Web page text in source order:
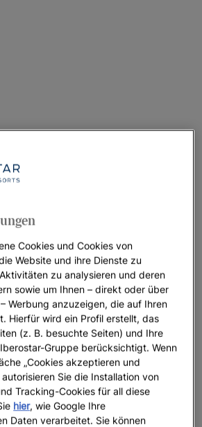
durch das Hotel
Cookies und Cookies von
Website und ihre Dienste zu
zu analysieren und deren
sowie um Ihnen – direkt oder über
Werbung anzuzeigen, die auf Ihren
Hierfür wird ein Profil erstellt, das
(z. B. besuchte Seiten) und Ihre
Gruppe berücksichtigt. Wenn
„Cookies akzeptieren und
Sie die Installation von
Tracking-Cookies für all diese
hier, wie Google Ihre
Daten verarbeitet. Sie können